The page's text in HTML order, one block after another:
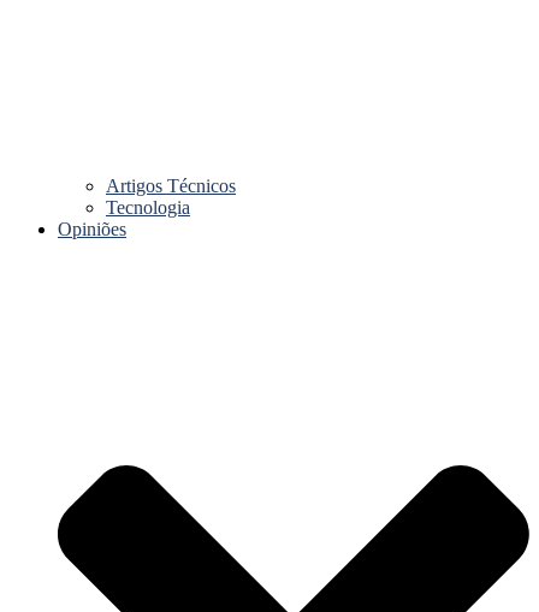
Artigos Técnicos
Tecnologia
Opiniões